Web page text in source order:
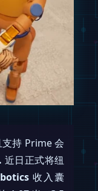
持 Prime 会
近日正式将纽
收入囊